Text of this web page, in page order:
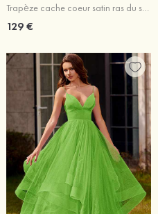
Trapèze cache coeur satin ras du sol robe de bal avec poches
129 €